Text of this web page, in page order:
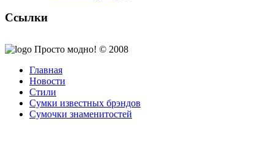
Ссылки
Просто модно! © 2008
Главная
Новости
Стили
Сумки известных брэндов
Сумочки знаменитостей